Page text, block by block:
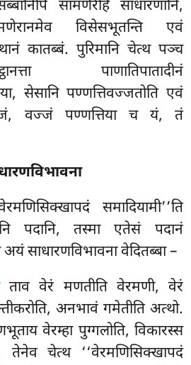
सामणेरेहि साधारणानि,
विसेसभूतन्ति एवं
कातब्बं. पुरिमानि चेत्थ पञ्च
पाणातिपातादीनं
सेसानिपण्णत्तिवज्जतोति एवं
वज्जं पण्णत्तिया च यं, तं
समादियामी’’ति
पदानि, तस्मा एतेसं पदानं
साधारणविभावना वेदितब्बा –
ताव वेरं मणतीति वेरमणी, वेरं
अनभावं गमेतीति अत्थो.
वेरम्हा पुग्गलोति, विकारस्स
तेनेव चेत्थ ‘‘वेरमणिसिक्खापदं